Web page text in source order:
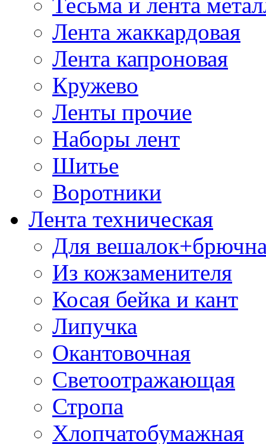
Лента жаккардовая
Лента капроновая
Кружево
Ленты прочие
Наборы лент
Шитье
Воротники
Лента техническая
Для
Из кожзаменителя
Косая бейка и кант
Липучка
Окантовочная
Светоотражающая
Стропа
Хлопчатобумажная